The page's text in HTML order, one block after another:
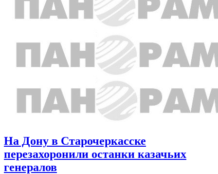
На Дону в Старочеркасске
перезахоронили останки казачьих
генералов